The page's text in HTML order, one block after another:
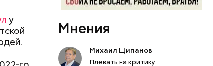
у
Мнения
Михаил Щипанов
Плевать на критику